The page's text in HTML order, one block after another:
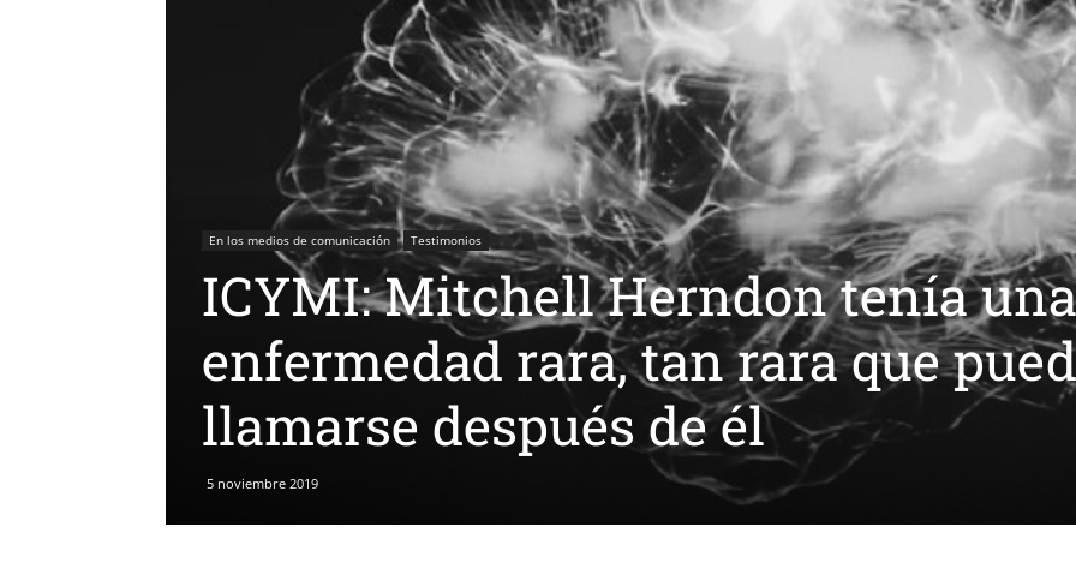
En los medios de comunicación Testimonios
ICYMI: Mitchell Herndon tenía una
enfermedad rara, tan rara que
llamarse después de él
5 noviembre 2019